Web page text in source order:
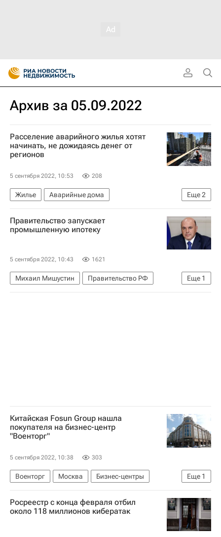
Архив за 05.09.2022
Расселение аварийного жилья хотят
начинать, не дожидаясь денег от
регионов
5 сентября 2022, 10:53 208
Еще2
Жилье
Аварийные дома
Министерство строительства и жилищно-коммунального хозяйства РФ (Минстрой России)
Фонд развития территорий (ФРТ, ранее - Фонд защиты прав дольщиков)
Правительство запускает
промышленную ипотеку
5 сентября 2022, 10:43 1621
Еще 1
Михаил Мишустин
Правительство РФ
Ипотека
Китайская Fosun Group нашла
покупателя на бизнес-центр
"Военторг"
5 сентября 2022, 10:38 303
Еще 1
Военторг Москва
Бизнес-центры
Коммерческая недвижимость
Росреестр с конца февраля отбил
около 118 миллионов кибератак